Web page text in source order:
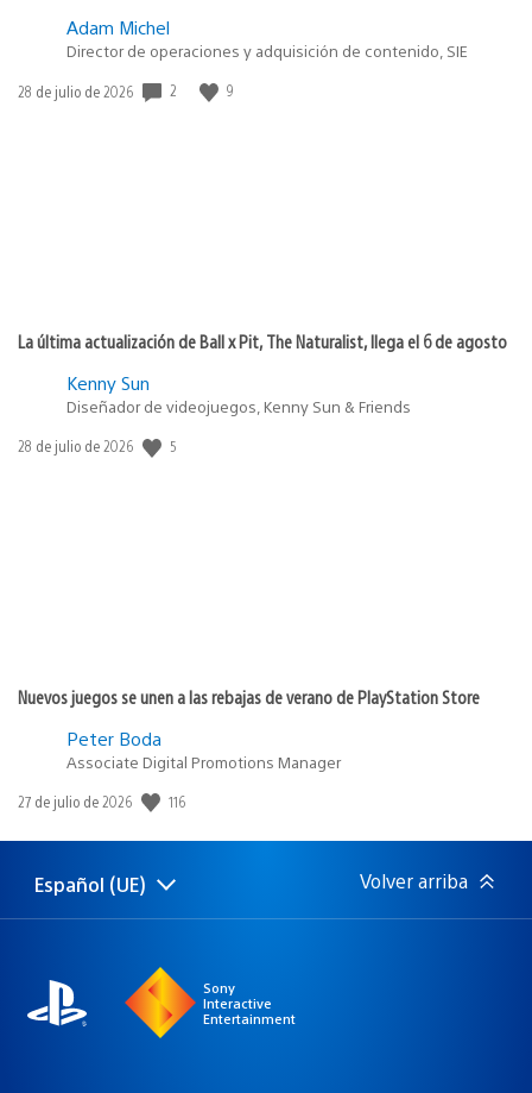
Adam Michel
Director de operaciones y adquisición de contenido, SIE
Fecha
28 de julio de 2026 2 9
La última actualización de Ball x Pit, The Naturalist, llega el 6 de agosto
Kenny Sun
Diseñador de videojuegos, Kenny Sun & Friends
Fecha
28 de julio de 2026 5
Nuevos juegos se unen a las rebajas de verano de PlayStation Store
Peter Boda
Associate Digital Promotions Manager
Fecha
publicación:
27 de julio de 2026 116
Selecciona
una
Región
actual:
Español (UE) Volver arriba
Sony
Interactive
Entertainment